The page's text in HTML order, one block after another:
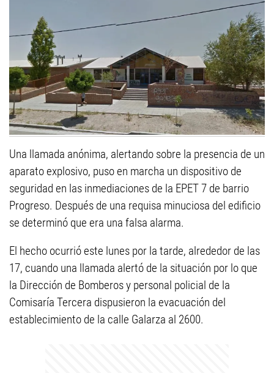
Una llamada anónima, alertando sobre la presencia de un
aparato explosivo, puso en marcha un dispositivo de
seguridad en las inmediaciones de la EPET 7 de barrio
Progreso. Después de una requisa minuciosa del edificio
se determinó que era una falsa alarma.
El hecho ocurrió este lunes por la tarde, alrededor de las
17, cuando una llamada alertó de la situación por lo que
la Dirección de Bomberos y personal policial de la
Comisaría Tercera dispusieron la evacuación del
establecimiento de la calle Galarza al 2600.